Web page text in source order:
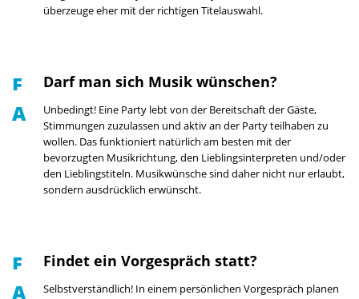
überzeuge eher mit der richtigen Titelauswahl.
Darf man sich Musik wünschen?
Unbedingt! Eine Party lebt von der Bereitschaft der Gäste,
Stimmungen zuzulassen und aktiv an der Party teilhaben zu
wollen. Das funktioniert natürlich am besten mit der
bevorzugten Musikrichtung, den Lieblingsinterpreten und/oder
den Lieblingstiteln. Musikwünsche sind daher nicht nur erlaubt,
sondern ausdrücklich erwünscht.
Findet ein Vorgespräch statt?
Selbstverständlich! In einem persönlichen Vorgespräch planen